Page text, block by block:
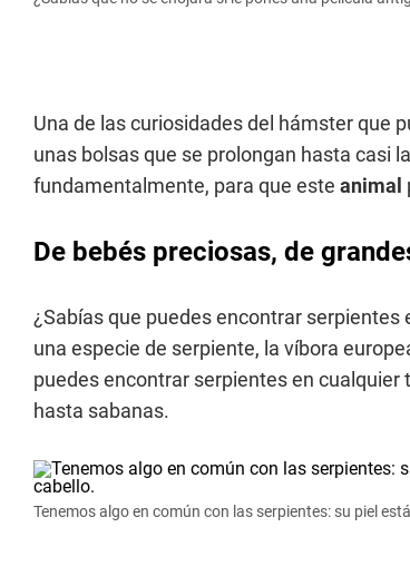
Una de las curiosidades del hámster que
unas bolsas que se prolongan hasta casi
fundamentalmente, para que este animal
De bebés preciosas, de
¿Sabías que puedes encontrar
una especie de serpiente, la víbora
puedes encontrar serpientes en
hasta sabanas.
Tenemos algo en común con las serpientes: su piel